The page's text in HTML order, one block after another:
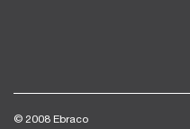
© 2008 Ebraco